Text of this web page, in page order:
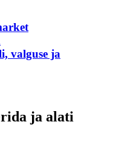
valguse ja
ja alati